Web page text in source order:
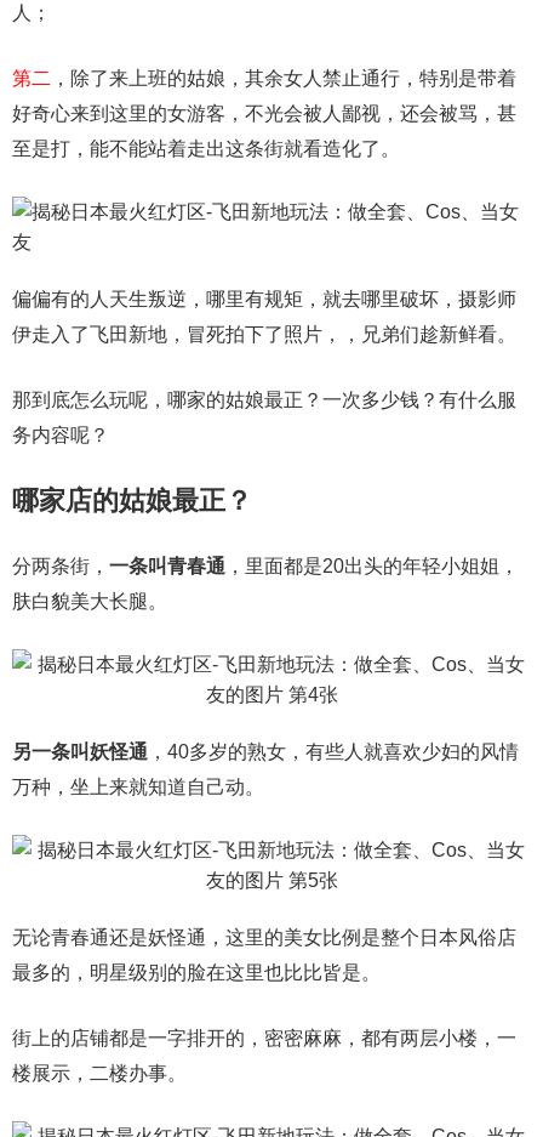
人；
第二 ，除了来上班的姑娘，其余女人禁止通行，特别是带着
好奇心来到这里的女游客，不光会被人鄙视，还会被骂，甚
至是打，能不能站着走出这条街就看造化了。
偏偏有的人天生叛逆，哪里有规矩，就去哪里破坏，摄影师
伊走入了飞田新地，冒死拍下了照片，，兄弟们趁新鲜看。
那到底怎么玩呢，哪家的姑娘最正？一次多少钱？有什么服
务内容呢？
哪家店的姑娘最正？
分两条街， 一条叫青春通 ，里面都是20出头的年轻小姐姐，
肤白貌美大长腿。
另一条叫妖怪通 ，40多岁的熟女，有些人就喜欢少妇的风情
万种，坐上来就知道自己动。
无论青春通还是妖怪通，这里的美女比例是整个日本风俗店
最多的，明星级别的脸在这里也比比皆是。
街上的店铺都是一字排开的，密密麻麻，都有两层小楼，一
楼展示，二楼办事。